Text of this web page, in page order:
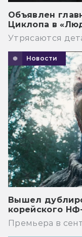
Объявлен
Циклопа в
Утрясаются
Новости
Вышел
корейского
Премьера в